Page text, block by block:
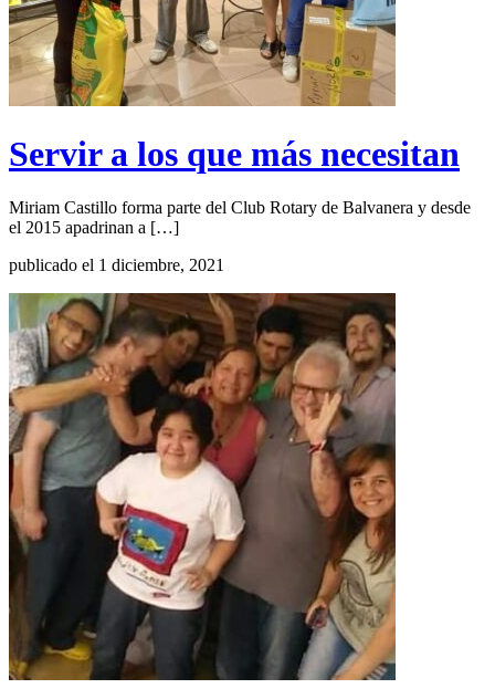
Servir a los que más necesitan
Miriam Castillo forma parte del Club Rotary de Balvanera y desde
el 2015 apadrinan a […]
publicado el 1 diciembre, 2021